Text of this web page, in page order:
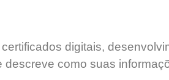
digitais,
como suas